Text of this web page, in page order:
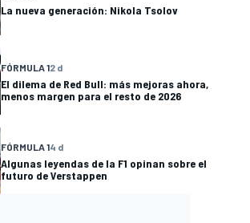
La nueva generación: Nikola Tsolov
FÓRMULA 12 d
El dilema de Red Bull: más mejoras ahora,
menos margen para el resto de 2026
FÓRMULA 14 d
Algunas leyendas de la F1 opinan sobre el
futuro de Verstappen